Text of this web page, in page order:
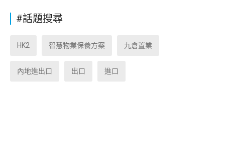
#話題搜尋
HK2 智慧物業保養方案 九倉置業
內地進出口 出口 進口